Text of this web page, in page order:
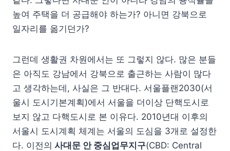
높여 주택을 더 공급해야 하는가? 아니면 강북으로
일자리를 옮기던가?
그런데 생활권 차원에서는 또 그렇지 않다. 많은 분들
은 아직도 강남에서 강북으로 출근하는 사람이 많다
고 생각하는데, 사실은 그 반대다. 서울플랜2030(서
울시 도시기본계획)에서 서울을 더이상 단핵도시로
보지 않고 다핵도시로 본 이유다. 2010년대 이후의
서울시 도시계획 체계는 서울의 도심을 3개로 설정한
다. 이전의 사대문 안 중심업무지구(CBD: Central